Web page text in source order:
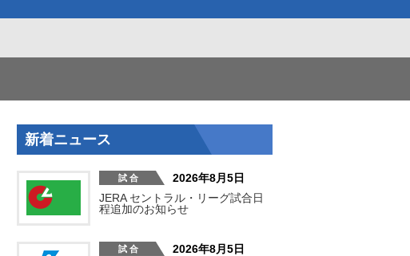
新着ニュース
2026年8月5日
JERA セントラル・リーグ試合日
程追加のお知らせ
2026年8月5日